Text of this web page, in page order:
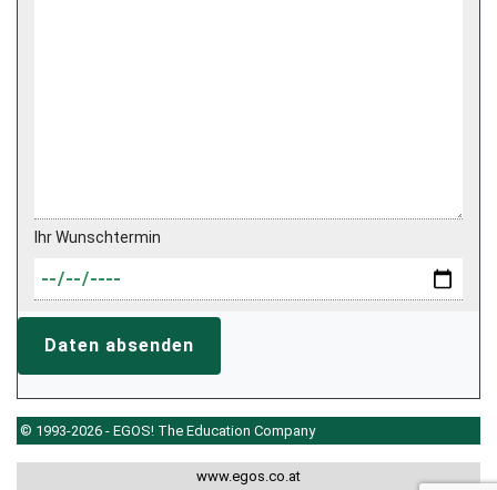
Ihr Wunschtermin
Daten absenden
© 1993-2026 - EGOS! The Education Company
www.egos.co.at